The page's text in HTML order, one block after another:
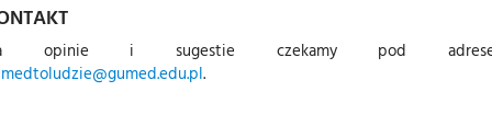
opinie i sugestie czekamy pod
.